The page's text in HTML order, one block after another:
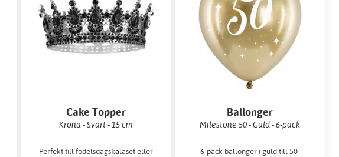
Cake Topper
Krona - Svart - 15 cm
Perfekt till födelsdagskalaset eller
Ballonger
Milestone 50 - Guld - 6-pack
6-pack ballonger i guld till 50-